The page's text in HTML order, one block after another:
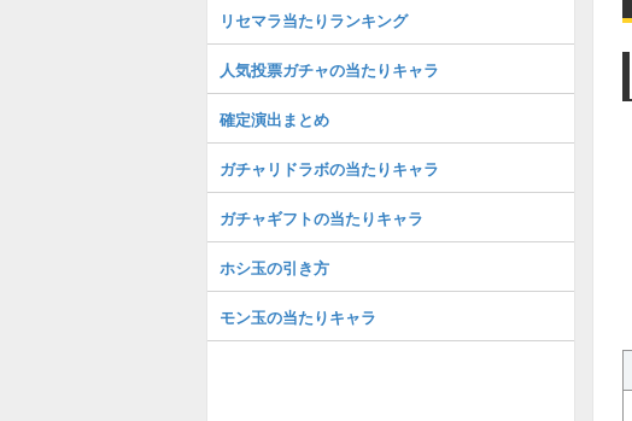
リセマラ当たりランキング
人気投票ガチャの当たりキャラ
確定演出まとめ
ガチャリドラボの当たりキャラ
ガチャギフトの当たりキャラ
ホシ玉の引き方
モン玉の当たりキャラ